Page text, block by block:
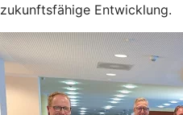
zukunftsfähige Entwicklung.